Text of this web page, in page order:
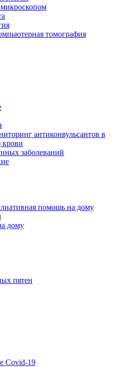
томография
антиконвульсантов в
крови
заболеваний
помощь на дому
дому
пятен
Covid-19